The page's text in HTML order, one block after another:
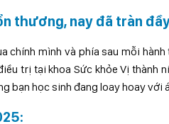
thương, nay đã tràn
chính mình và phía sau mỗi
trị tại khoa Sức khỏe Vị thành
bạn học sinh đang loay hoay với